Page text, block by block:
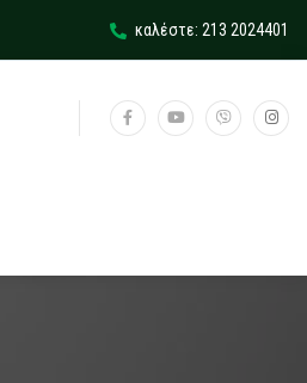
καλέστε: 213 2024401